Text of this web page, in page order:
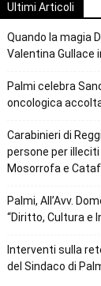
Ultimi Articoli
Quando la magia
Valentina Gullace
Palmi celebra
oncologica
Carabinieri di
persone per
Mosorrofa e
Palmi, All’Avv.
“Diritto, Cultura e
Interventi sulla
del Sindaco di